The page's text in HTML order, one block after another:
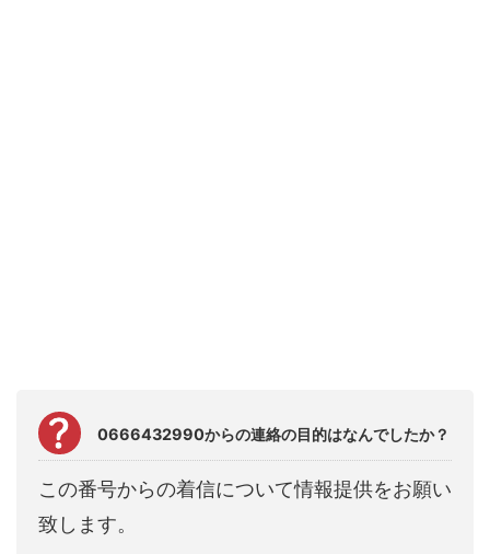
0666432990からの連絡の目的はなんでしたか？
この番号からの着信について情報提供をお願い
致します。